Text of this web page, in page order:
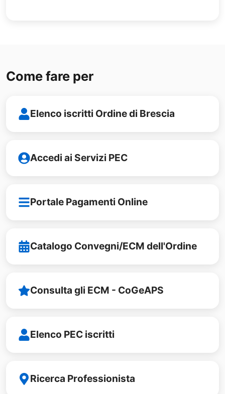
Come fare per
Elenco iscritti Ordine di Brescia
Accedi ai Servizi PEC
Portale Pagamenti Online
Catalogo Convegni/ECM dell'Ordine
Consulta gli ECM - CoGeAPS
Elenco PEC iscritti
Ricerca Professionista